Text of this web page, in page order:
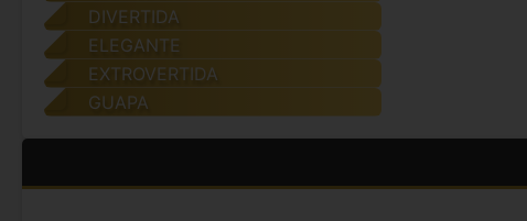
DIVERTIDA
ELEGANTE
EXTROVERTIDA
GUAPA